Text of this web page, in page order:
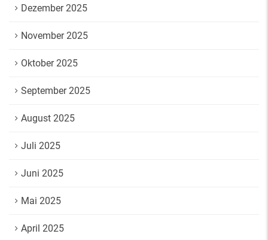
Dezember 2025
November 2025
Oktober 2025
September 2025
August 2025
Juli 2025
Juni 2025
Mai 2025
April 2025